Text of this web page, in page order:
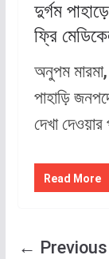
দুর্গম
ফ্রি
অনুপম মারমা,
পাহাড়ি
দেখা
Read More
← Previous